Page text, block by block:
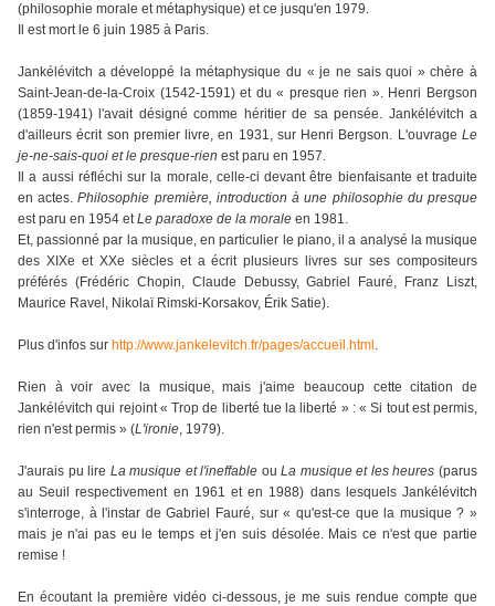
(philosophie morale et métaphysique) et ce jusqu'en 1979.
Il est mort le 6 juin 1985 à Paris.
Jankélévitch a développé la métaphysique du « je ne sais quoi » chère à
Saint-Jean-de-la-Croix (1542-1591) et du « presque rien ». Henri Bergson
(1859-1941) l'avait désigné comme héritier de sa pensée. Jankélévitch a
d'ailleurs écrit son premier livre, en 1931, sur Henri Bergson. L'ouvrage Le
je-ne-sais-quoi et le presque-rien est paru en 1957.
Il a aussi réfléchi sur la morale, celle-ci devant être bienfaisante et traduite
en actes.Philosophie première, introduction à une philosophie du presque
est paru en 1954 etLe paradoxe de la morale en 1981.
Et, passionné par la musique, en particulier le piano, il a analysé la musique
des XIXe et XXe siècles et a écrit plusieurs livres sur ses compositeurs
préférés (Frédéric Chopin, Claude Debussy, Gabriel Fauré, Franz Liszt,
Maurice Ravel, Nikolaï Rimski-Korsakov, Érik Satie).
Plus d'infos sur http://www.jankelevitch.fr/pages/accueil.html .
Rien à voir avec la musique, mais j'aime beaucoup cette citation de
Jankélévitch qui rejoint « Trop de liberté tue la liberté » : « Si tout est permis,
rien n'est permis » (L'ironie, 1979).
J'aurais pu lire La musique et l'ineffable ouLa musique et les heures (parus
au Seuil respectivement en 1961 et en 1988) dans lesquels Jankélévitch
s'interroge, à l'instar de Gabriel Fauré, sur « qu'est-ce que la musique ? »
mais je n'ai pas eu le temps et j'en suis désolée. Mais ce n'est que partie
remise !
En écoutant la première vidéo ci-dessous, je me suis rendue compte que